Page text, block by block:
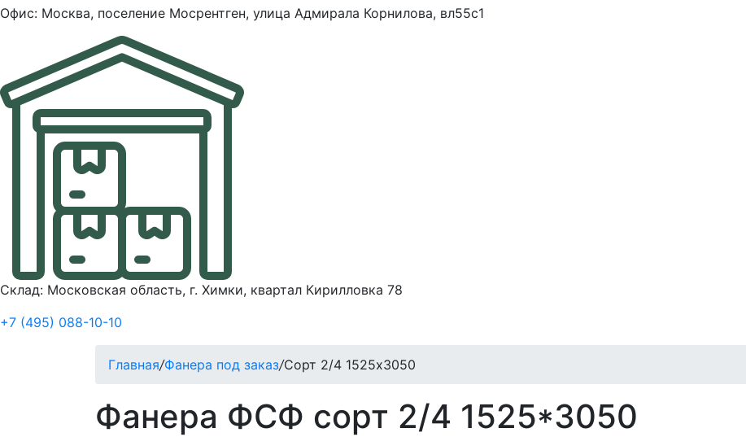
Офис: Москва, поселение Мосрентген, улица Адмирала Корнилова, вл55с1
Склад: Московская область, г. Химки, квартал Кирилловка 78
+7 (495) 088-10-10
Главная/Фанера под заказ/Сорт 2/4 1525x3050
Фанера ФСФ сорт 2/4 1525*3050